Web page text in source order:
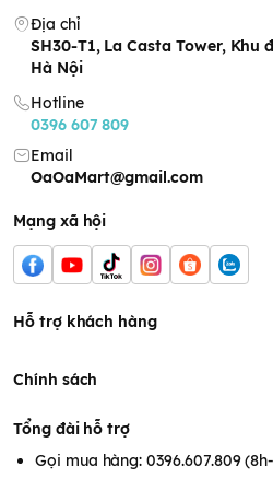
dặm: cháo, bột, rau củ quả...
Nấu ăn: Xay các loại gia vị,
tiêu...
ngon miệng, bổ dưỡng.
Làm các món tráng miệng:
món tráng miệng mát lạnh.
Địa chỉ
SH30-T1, La Casta Tower, Khu
Hà Nội
Hotline
0396 607 809
Email
OaOaMart@gmail.com
Mạng xã hội
Hỗ trợ khách hàng
Chính sách
Tổng đài hỗ trợ
Gọi mua hàng: 0396.607.809